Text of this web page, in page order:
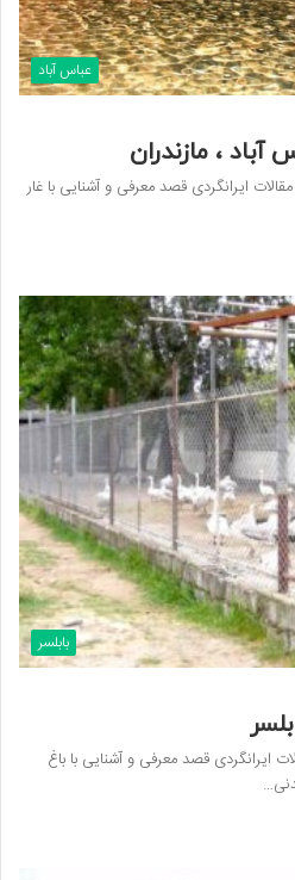
عباس آباد
، مازندران
ایرانگردی قصد معرفی و آشنایی با غار
بابلسر
ایرانگردی قصد معرفی و آشنایی با باغ